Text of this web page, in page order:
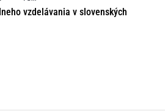
vzdelávania v slovenských